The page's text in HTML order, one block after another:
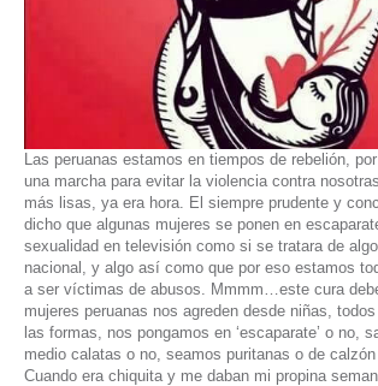
Las peruanas estamos en tiempos de rebelión,
una marcha para evitar la violencia contra
más lisas, ya era hora. El siempre prudente y
dicho que algunas mujeres se ponen en
sexualidad en televisión como si se tratara de
nacional, y algo así como que por eso estamos
a ser víctimas de abusos. Mmmm…este cura
mujeres peruanas nos agreden desde niñas,
las formas, nos pongamos en ‘escaparate’ o no,
medio calatas o no, seamos puritanas o de calzón
Cuando era chiquita y me daban mi propina